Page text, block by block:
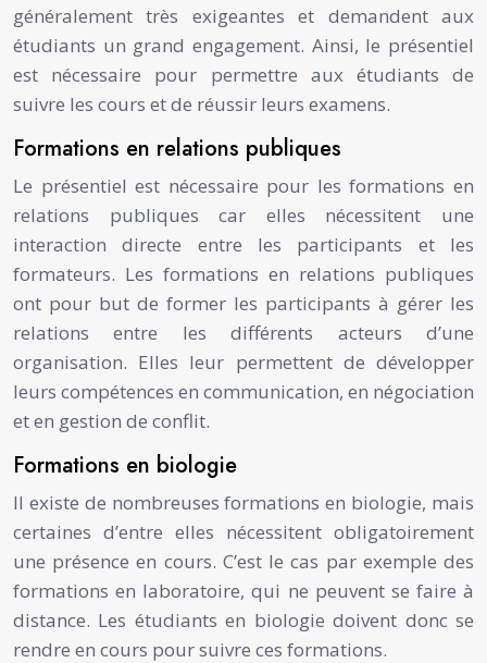
généralement très exigeantes et demandent aux
étudiants un grand engagement. Ainsi, le présentiel
est nécessaire pour permettre aux étudiants de
suivre les cours et de réussir leurs examens.
Formations en relations publiques
Le présentiel est nécessaire pour les formations en
relations publiques car elles nécessitent une
interaction directe entre les participants et les
formateurs. Les formations en relations publiques
ont pour but de former les participants à gérer les
relations entre les différents acteurs d’une
organisation. Elles leur permettent de développer
leurs compétences en communication, en négociation
et en gestion de conflit.
Formations en biologie
Il existe de nombreuses formations en biologie, mais
certaines d’entre elles nécessitent obligatoirement
une présence en cours. C’est le cas par exemple des
formations en laboratoire, qui ne peuvent se faire à
distance. Les étudiants en biologie doivent donc se
rendre en cours pour suivre ces formations.